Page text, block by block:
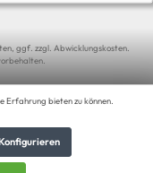
ggf. zzgl. Abwicklungskosten.
Erfahrung bieten zu können.